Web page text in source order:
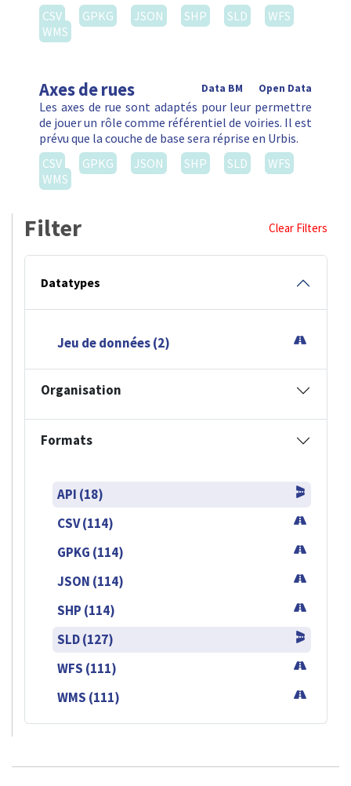
CSV
GPKG JSON SHP SLD
WFS
WMS
Axes de rues Open Data
Data BM
Les axes de rue sont adaptés pour leur permettre
de jouer un rôle comme référentiel de voiries. Il est
prévu que la couche de base sera réprise en Urbis.
CSV
GPKG JSON SHP SLD
WFS
WMS
Filter Clear Filters
Datatypes
Jeu de données (2)
Organisation
Formats
API (18)
CSV (114)
GPKG (114)
JSON (114)
SHP (114)
SLD (127)
WFS (111)
WMS (111)